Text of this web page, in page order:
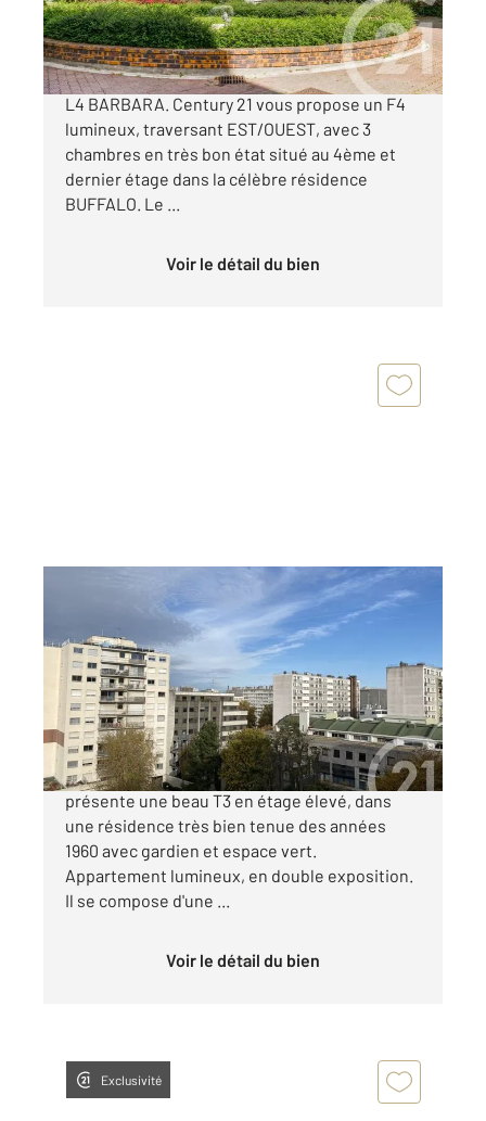
495 000 €
Résidence BUFFALO - à 7 min à pieds du métro
L4 BARBARA. Century 21 vous propose un F4
lumineux, traversant EST/OUEST, avec 3
chambres en très bon état situé au 4ème et
dernier étage dans la célèbre résidence
BUFFALO. Le ...
Voir le détail du bien
MONTROUGE 92
, 3 pièces
Ref : 11847
Appartement F3 à vendre
325 000 €
Au pied de la future L15, Century 21 vous
présente une beau T3 en étage élevé, dans
une résidence très bien tenue des années
1960 avec gardien et espace vert.
Appartement lumineux, en double exposition.
Il se compose d'une ...
Voir le détail du bien
Exclusivité